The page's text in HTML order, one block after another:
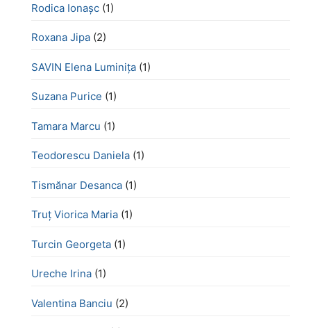
Rodica Ionașc (1)
Roxana Jipa (2)
SAVIN Elena Luminița (1)
Suzana Purice (1)
Tamara Marcu (1)
Teodorescu Daniela (1)
Tismănar Desanca (1)
Truț Viorica Maria (1)
Turcin Georgeta (1)
Ureche Irina (1)
Valentina Banciu (2)